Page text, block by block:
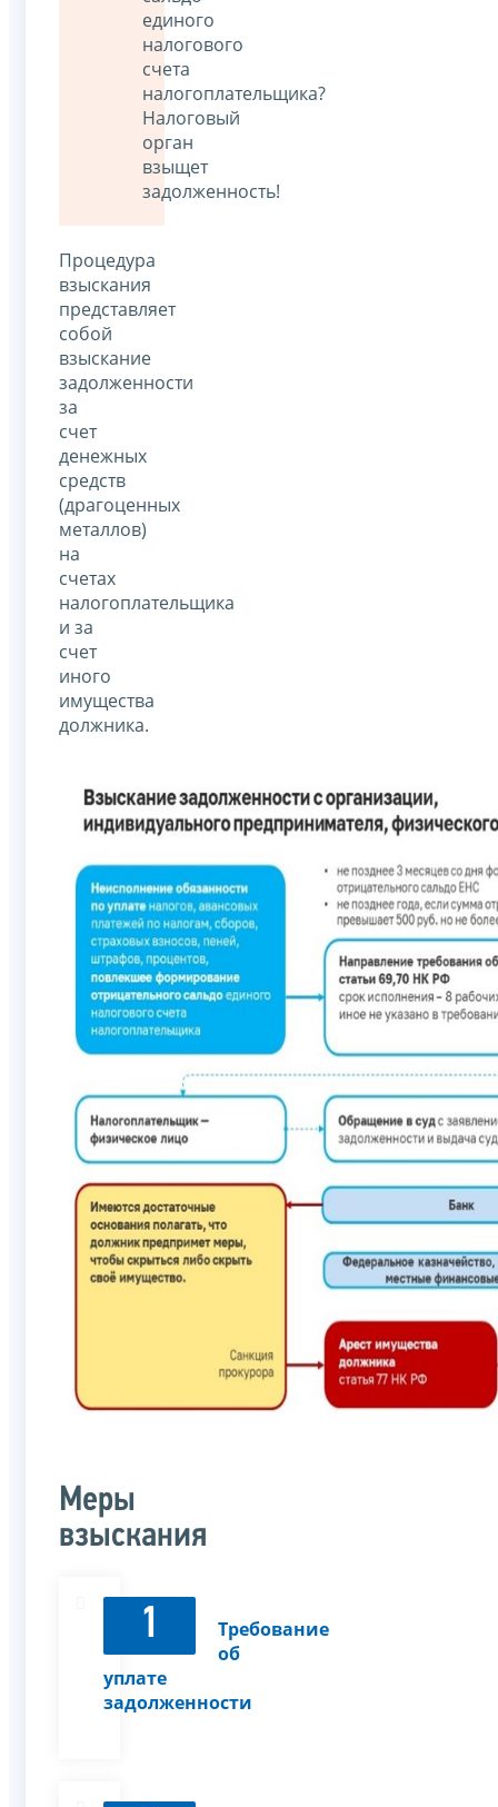
единого
налогового
счета
налогоплательщика?
Налоговый
орган
взыщет
задолженность!
Процедура
взыскания
представляет
собой
взыскание
задолженности
за
счет
денежных
средств
(драгоценных
металлов)
на
счетах
налогоплательщика
и за
счет
иного
имущества
должника.
Меры
взыскания
1
Требование
об
уплате
задолженности